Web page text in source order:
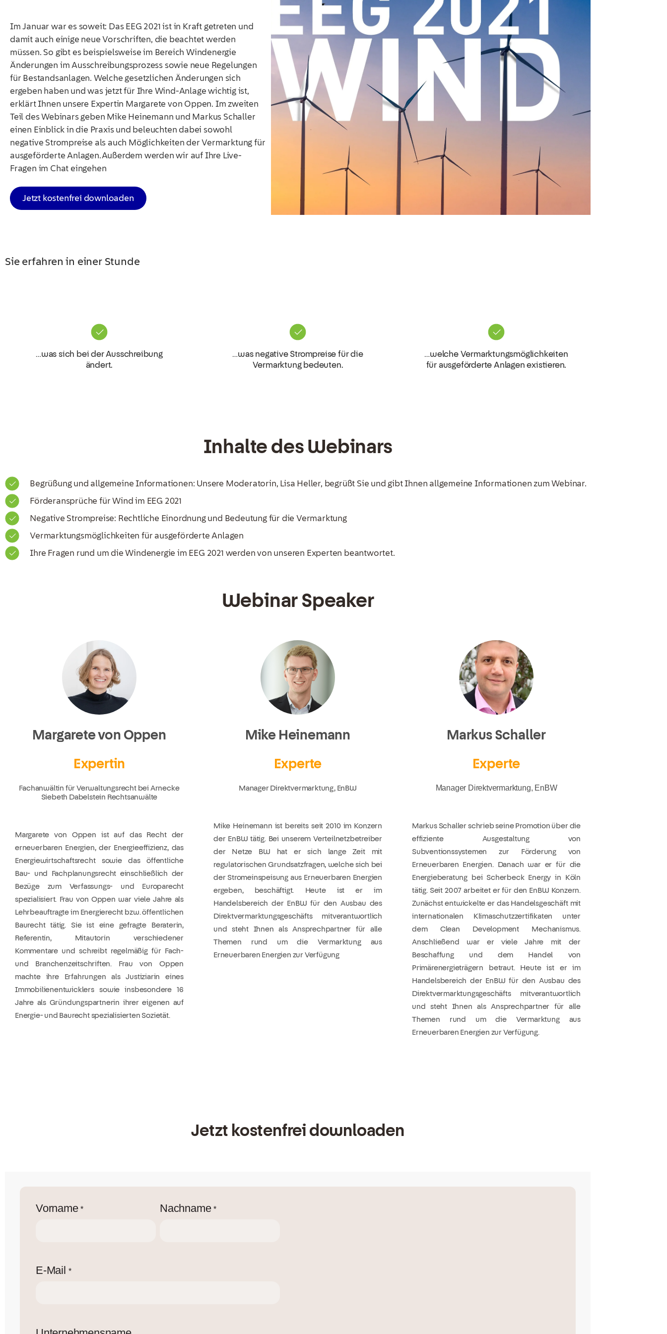
Im Januar war es soweit: Das EEG 2021 ist in Kraft getreten und
damit auch einige neue Vorschriften, die beachtet werden
müssen. So gibt es beispielsweise im Bereich Windenergie
Änderungen im Ausschreibungsprozess sowie neue Regelungen
für Bestandsanlagen. Welche gesetzlichen Änderungen sich
ergeben haben und was jetzt für Ihre Wind-Anlage wichtig ist,
erklärt Ihnen unsere Expertin Margarete von Oppen. Im zweiten
Teil des Webinars geben Mike Heinemann und Markus Schaller
einen Einblick in die Praxis und beleuchten dabei sowohl
negative Strompreise als auch Möglichkeiten der Vermarktung für
ausgeförderte Anlagen.Außerdem werden wir auf Ihre Live-
Fragen im Chat eingehen
Jetzt kostenfrei downloaden
Sie erfahren in einer Stunde
…was sich bei der Ausschreibung
ändert.
…was negative Strompreise für die
Vermarktung bedeuten.
…welche Vermarktungsmöglichkeiten
für ausgeförderte Anlagen existieren.
Inhalte des Webinars
Begrüßung und allgemeine Informationen: Unsere Moderatorin, Lisa Heller, begrüßt Sie und gibt Ihnen allgemeine Informationen zum Webinar.
Förderansprüche für Wind im EEG 2021
Negative Strompreise: Rechtliche Einordnung und Bedeutung für die Vermarktung
Vermarktungsmöglichkeiten für ausgeförderte Anlagen
Ihre Fragen rund um die Windenergie im EEG 2021 werden von unseren Experten beantwortet.
Webinar Speaker
Margarete von Oppen
Expertin
Fachanwältin für Verwaltungsrecht bei Arnecke
Siebeth Dabelstein Rechtsanwälte
Margarete von Oppen ist auf das Recht der
erneuerbaren Energien, der Energieeffizienz, das
Energiewirtschaftsrecht sowie das öffentliche
Bau- und Fachplanungsrecht einschließlich der
Bezüge zum Verfassungs- und Europarecht
spezialisiert. Frau von Oppen war viele Jahre als
Lehrbeauftragte im Energierecht bzw. öffentlichen
Baurecht tätig. Sie ist eine gefragte Beraterin,
Referentin, Mitautorin verschiedener
Kommentare und schreibt regelmäßig für Fach-
und Branchenzeitschriften. Frau von Oppen
machte ihre Erfahrungen als Justiziarin eines
Immobilienentwicklers sowie insbesondere 16
Jahre als Gründungspartnerin ihrer eigenen auf
Energie- und Baurecht spezialisierten Sozietät.
Mike Heinemann
Experte
Manager Direktvermarktung, EnBW
Mike Heinemann ist bereits seit 2010 im Konzern
der EnBW tätig. Bei unserem Verteilnetzbetreiber
der Netze BW hat er sich lange Zeit mit
regulatorischen Grundsatzfragen, welche sich bei
der Stromeinspeisung aus Erneuerbaren Energien
ergeben, beschäftigt. Heute ist er im
Handelsbereich der EnBW für den Ausbau des
Direktvermarktungsgeschäfts mitverantwortlich
und steht Ihnen als Ansprechpartner für alle
Themen rund um die Vermarktung aus
Erneuerbaren Energien zur Verfügung
Markus Schaller
Experte
Manager Direktvermarktung, EnBW
Markus Schaller schrieb seine Promotion über die
effiziente Ausgestaltung von
Subventionssystemen zur Förderung von
Erneuerbaren Energien. Danach war er für die
Energieberatung bei Scherbeck Energy in Köln
tätig. Seit 2007 arbeitet er für den EnBW Konzern.
Zunächst entwickelte er das Handelsgeschäft mit
internationalen Klimaschutzzertifikaten unter
dem Clean Development Mechanismus.
Anschließend war er viele Jahre mit der
Beschaffung und dem Handel von
Primärenergieträgern betraut. Heute ist er im
Handelsbereich der EnBW für den Ausbau des
Direktvermarktungsgeschäfts mitverantwortlich
und steht Ihnen als Ansprechpartner für alle
Themen rund um die Vermarktung aus
Erneuerbaren Energien zur Verfügung.
Jetzt kostenfrei downloaden
Vorname * Nachname *
E-Mail *